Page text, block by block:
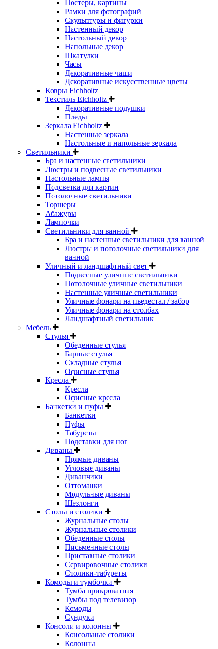
Постеры, картины
Рамки для фотографий
Скульптуры и фигурки
Настенный декор
Настольный декор
Напольные декор
Шкатулки
Часы
Декоративные чаши
Декоративные искусственные цветы
Ковры Eichholtz
Текстиль Eichholtz
Декоративные подушки
Пледы
Зеркала Eichholtz
Настенные зеркала
Настольные и напольные зеркала
Светильники
Бра и настенные светильники
Люстры и подвесные светильники
Настольные лампы
Подсветка для картин
Потолочные светильники
Торшеры
Абажуры
Лампочки
Светильники для ванной
Бра и настенные светильники для ванной
Люстры и потолочные светильники для
ванной
Уличный и ландшафтный свет
Подвесные уличные светильники
Потолочные уличные светильники
Настенные уличные светильники
Уличные фонари на пьедестал / забор
Уличные фонари на столбах
Ландшафтный светильник
Мебель
Стулья
Обеденные стулья
Барные стулья
Складные стулья
Офисные стулья
Кресла
Кресла
Офисные кресла
Банкетки и пуфы
Банкетки
Пуфы
Табуреты
Подставки для ног
Диваны
Прямые диваны
Угловые диваны
Диванчики
Оттоманки
Модульные диваны
Шезлонги
Столы и столики
Журнальные столы
Журнальные столики
Обеденные столы
Письменные столы
Приставные столики
Сервировочные столики
Столики-табуреты
Комоды и тумбочки
Тумба прикроватная
Тумбы под телевизор
Комоды
Сундуки
Консоли и колонны
Консольные столики
Колонны